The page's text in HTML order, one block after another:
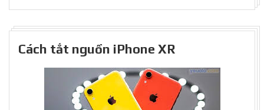
Cách tắt nguồn iPhone XR